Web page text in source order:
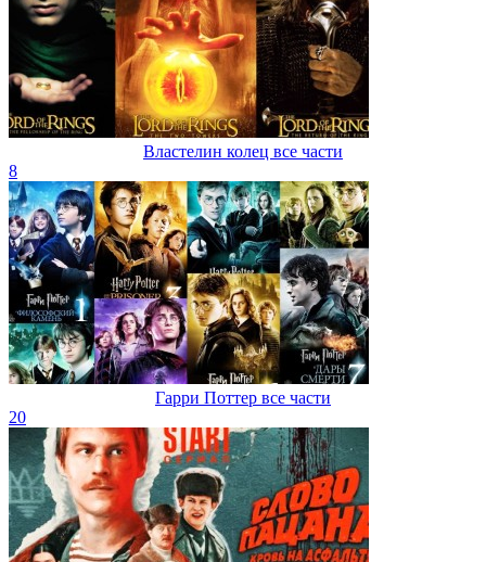
Властелин колец все части
8
Гарри Поттер все части
20